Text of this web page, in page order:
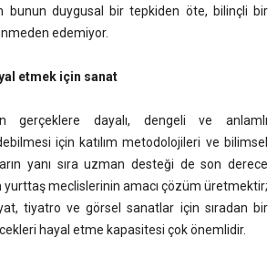
bunun duygusal bir tepkiden öte, bilinçli bir
edemiyor.
etmek için sanat
gerçeklere dayalı, dengeli ve anlamlı
için katılım metodolojileri ve bilimsel
yanı sıra uzman desteği de son derece
yurttaş meclislerinin amacı çözüm üretmektir;
tiyatro ve görsel sanatlar için sıradan bir
hayal etme kapasitesi çok önemlidir.